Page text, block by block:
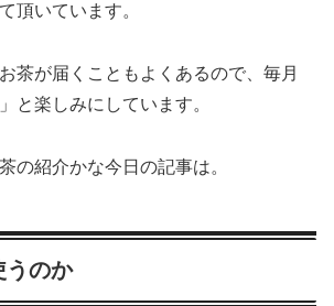
頂いています。
茶が届くこともよくあるので、毎月
と楽しみにしています。
の紹介かな今日の記事は。
うのか